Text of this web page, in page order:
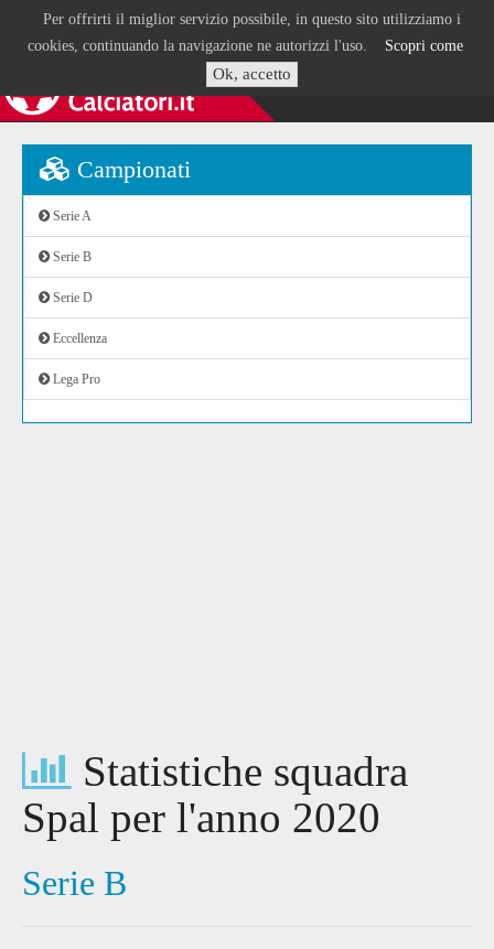
Per offrirti il miglior servizio possibile, in questo sito utilizziamo i
cookies, continuando la navigazione ne autorizzi l'uso. Scopri come
Ok, accetto
Campionati
Serie A
Serie B
Serie D
Eccellenza
Lega Pro
Statistiche squadra
Spal per l'anno 2020
Serie B